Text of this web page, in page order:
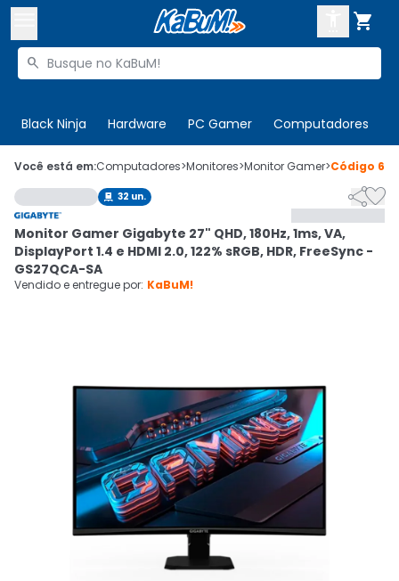

Buscar produtos

Black Ninja Hardware PC Gamer Computadores
 Olá. Acesse sua conta
 Departamentos
 Cupons
Mais Vendidos
CADASTRE-SE
Você está em:Computadores>Monitores>Monitor Gamer>Código
 32 un. 
Monitor Gamer Gigabyte 27" QHD, 180Hz, 1ms, VA,
DisplayPort 1.4 e HDMI 2.0, 122% sRGB, HDR, FreeSync -
GS27QCA-SA
Vendido e entregue por: KaBuM!